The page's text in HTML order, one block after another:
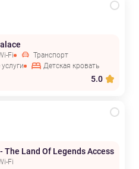
Fi
Транспорт
Детская кровать
5.0
The Land Of Legends Access
Fi